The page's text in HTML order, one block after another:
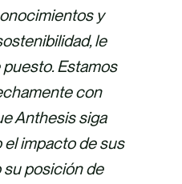
y
le
Estamos
con
Anthesis siga
impacto de sus
posición de